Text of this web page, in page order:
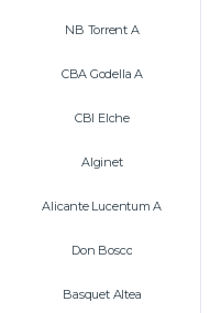
NB Torrent A
CBA Godella A
CBI Elche
Alginet
Alicante Lucentum A
Don Bosco
Basquet Altea